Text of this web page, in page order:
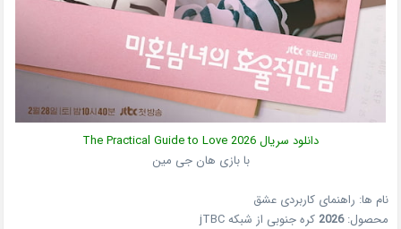
دانلود سریال The Practical Guide to Love2026
با بازی هان جی مین
نام ها: راهنمای کاربردی عشق
محصول:2026 کره جنوبی از شبکهjTBC